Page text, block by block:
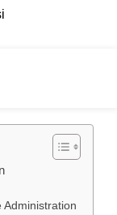
Administration